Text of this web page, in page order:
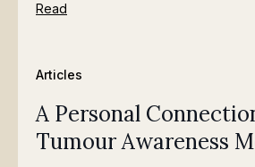
Read
Articles
A Personal
Tumour Awareness